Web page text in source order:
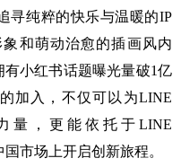
寻纯粹的快乐与温暖的IP
和萌动治愈的插画风内
小红书话题曝光量破1亿
加入，不仅可以为LINE
量，更能依托于LINE
市场上开启创新旅程。